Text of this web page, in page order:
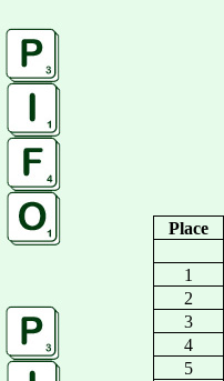
Place
1
2
3
4
5